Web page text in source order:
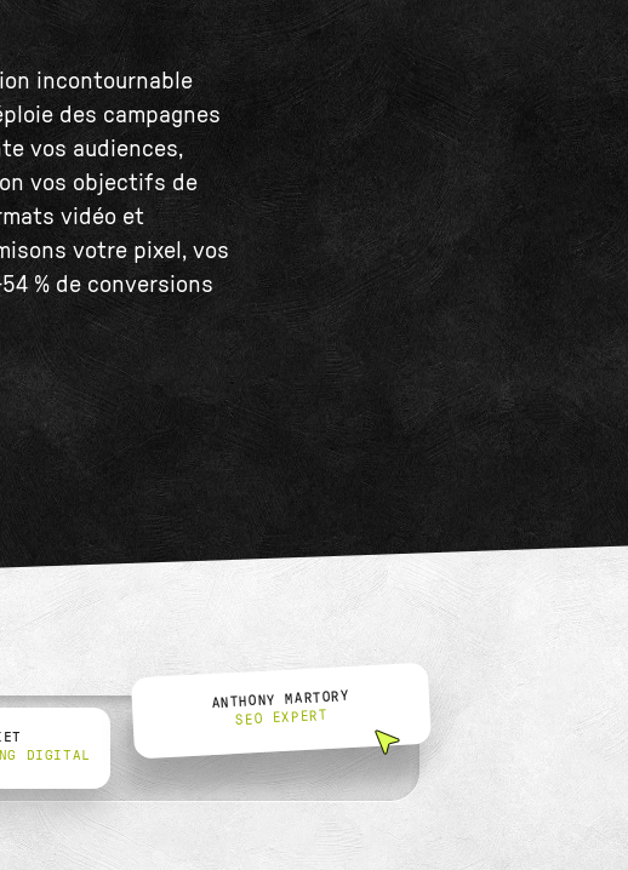
incontournable
des campagnes
vos audiences,
vos objectifs de
vidéo et
votre pixel, vos
% de conversions
DIGITAL
ANTHONY MARTORY
SEO EXPERT